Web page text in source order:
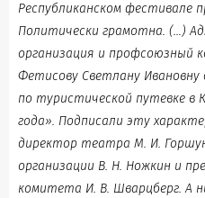
Республиканском фестивале
Политически грамотна. (…)
организация и профсоюзный
Фетисову Светлану Ивановну
по туристической путевке в
года». Подписали эту
директор театра М. И.
организации В. Н. Ножкин и
комитета И. В. Шварцберг. А